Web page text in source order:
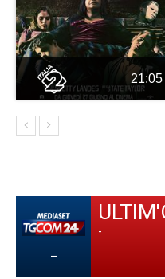
21:05
-
-